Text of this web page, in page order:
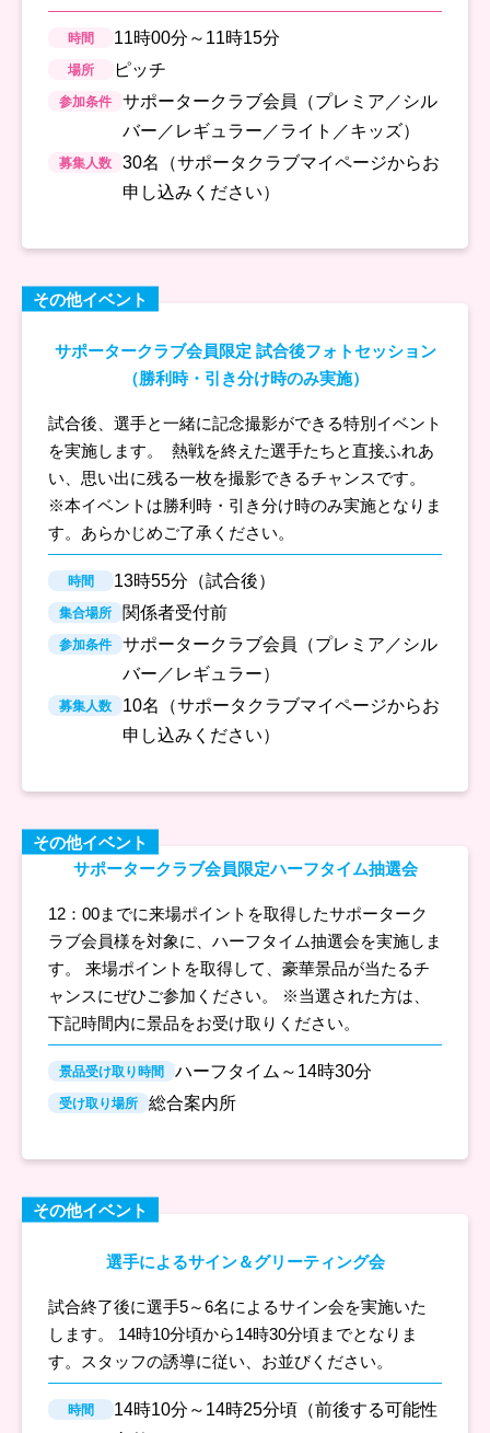
時間 11時00分～11時15分
場所 ピッチ
参加条件
サポータークラブ会員（プレミア／シル
バー／レギュラー／ライト／キッズ）
募集人数
30名（サポータクラブマイページからお
申し込みください）
その他イベント
サポータークラブ会員限定 試合後フォトセッション
（勝利時・引き分け時のみ実施）
試合後、選手と一緒に記念撮影ができる特別イベント
を実施します。 熱戦を終えた選手たちと直接ふれあ
い、思い出に残る一枚を撮影できるチャンスです。
※本イベントは勝利時・引き分け時のみ実施となりま
す。あらかじめご了承ください。
時間 13時55分（試合後）
集合場所 関係者受付前
参加条件
サポータークラブ会員（プレミア／シル
バー／レギュラー）
募集人数
10名（サポータクラブマイページからお
申し込みください）
その他イベント
サポータークラブ会員限定ハーフタイム抽選会
12：00までに来場ポイントを取得したサポーターク
ラブ会員様を対象に、ハーフタイム抽選会を実施しま
す。 来場ポイントを取得して、豪華景品が当たるチ
ャンスにぜひご参加ください。 ※当選された方は、
下記時間内に景品をお受け取りください。
景品受け取り時間 ハーフタイム～14時30分
受け取り場所 総合案内所
その他イベント
選手によるサイン＆グリーティング会
試合終了後に選手5～6名によるサイン会を実施いた
します。 14時10分頃から14時30分頃までとなりま
す。スタッフの誘導に従い、お並びください。
時間
14時10分～14時25分頃（前後する可能性